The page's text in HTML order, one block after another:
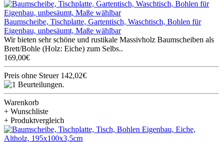
Baumscheibe, Tischplatte, Gartentisch, Waschtisch, Bohlen für
Eigenbau, unbesäumt, Maße wählbar
Wir bieten sehr schöne und rustikale Massivholz Baumscheiben als
Brett/Bohle (Holz: Eiche) zum Selbs..
169,00€
Preis ohne Steuer 142,02€
Warenkorb
+ Wunschliste
+ Produktvergleich